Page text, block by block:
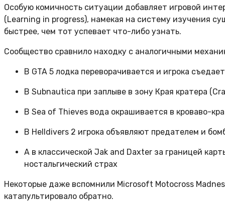
Особую комичность ситуации добавляет игровой
(Learning in progress), намекая на систему изучения
быстрее, чем тот успевает что-либо узнать.
Сообщество сравнило находку с аналогичными
В GTA 5 лодка переворачивается и игрока
В Subnautica при заплыве в зону Края кратера
В Sea of Thieves вода окрашивается в кроваво-
В Helldivers 2 игрока объявляют предателем и
А в классической Jak and Daxter за границей
ностальгический страх
Некоторые даже вспомнили Microsoft Motocross
катапультировало обратно.